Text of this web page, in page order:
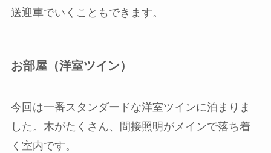
送迎車でいくこともできます。
お部屋（洋室ツイン）
今回は一番スタンダードな洋室ツインに泊まりま
した。木がたくさん、間接照明がメインで落ち着
く室内です。